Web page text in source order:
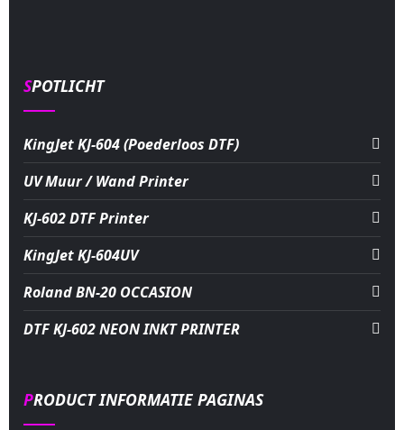
SPOTLICHT
KingJet KJ-604 (Poederloos DTF)
UV Muur / Wand Printer
KJ-602 DTF Printer
KingJet KJ-604UV
Roland BN-20 OCCASION
DTF KJ-602 NEON INKT PRINTER
PRODUCT INFORMATIE PAGINAS